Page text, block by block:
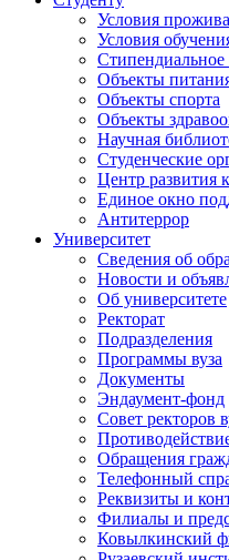
Условия
Условия
Стипендиальное
Объекты
Объекты спорта
Объекты
Научная
Студенческие
Центр развития
Единое окно
Антитеррор
Университет
Сведения об
Новости и
Об университете
Ректорат
Подразделения
Программы вуза
Документы
Эндаумент-фонд
Совет ректоров
Обращения
Телефонный
Реквизиты и
Филиалы и
Ковылкинский